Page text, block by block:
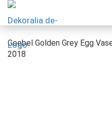
Goebel Golden Grey Egg
2018